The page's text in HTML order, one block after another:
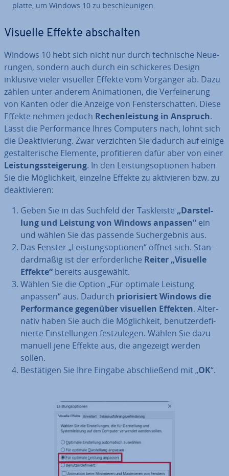
plat­te, um Windows 10 zu be­schleu­ni­gen.
Visuelle Effekte ab­schal­ten
Windows 10 hebt sich nicht nur durch tech­ni­sche Neue­
run­gen, sondern auch durch ein schi­cke­res Design
inklusive vieler visueller Effekte vom Vorgänger ab. Dazu
zählen unter anderem Ani­ma­tio­nen, die Ver­fei­ne­rung
von Kanten oder die Anzeige von Fens­ter­schat­ten. Diese
Effekte nehmen jedoch Re­chen­leis­tung in Anspruch.
Lässt die Per­for­mance Ihres Computers nach, lohnt sich
die De­ak­ti­vie­rung. Zwar ver­zich­ten Sie dadurch auf einige
ge­stal­te­ri­sche Elemente, pro­fi­tie­ren dafür aber von einer
Leis­tungs­stei­ge­rung. In den Leis­tungs­op­tio­nen haben
Sie die Mög­lich­keit, einzelne Effekte zu ak­ti­vie­ren bzw. zu
de­ak­ti­vie­ren:
Geben Sie in das Suchfeld der Task­leis­te „Dar­stel­
lung und Leistung von Windows anpassen“ ein
und wählen Sie das passende Such­ergeb­nis aus.
Das Fenster „Leis­tungs­op­tio­nen“ öffnet sich. Stan­
dard­mä­ßig ist der er­for­der­li­che Reiter „Visuelle
Effekte“ bereits aus­ge­wählt.
Wählen Sie die Option „Für optimale Leistung
anpassen“ aus. Dadurch prio­ri­siert Windows die
Per­for­mance gegenüber visuellen Effekten. Al­ter­
na­tiv haben Sie auch die Mög­lich­keit, be­nut­zer­de­fi­
nier­te Ein­stel­lun­gen fest­zu­le­gen. Wählen Sie dazu
manuell jene Effekte aus, die angezeigt werden
sollen.
Be­stä­ti­gen Sie Ihre Eingabe ab­schlie­ßend mit „OK“.